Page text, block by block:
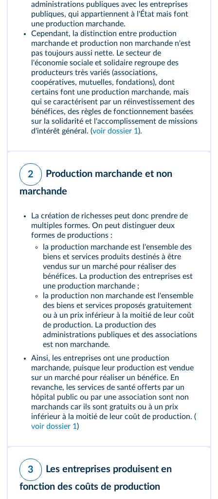
administrations publiques avec les entreprises
publiques, qui appartiennent à l'État mais font
une production marchande.
Cependant, la distinction entre production
marchande et production non marchande n'est
pas toujours aussi nette. Le secteur de
l'économie sociale et solidaire regroupe des
producteurs très variés (associations,
coopératives, mutuelles, fondations), dont
certains font une production marchande, mais
qui se caractérisent par un réinvestissement des
bénéfices, des règles de fonctionnement basées
sur la solidarité et l'accomplissement de missions
d'intérêt général. (voir dossier 1).
2
Production marchande et non
marchande
La création de richesses peut donc prendre de
multiples formes. On peut distinguer deux
formes de productions :
la production marchande est l'ensemble des
biens et services produits destinés à être
vendus sur un marché pour réaliser des
bénéfices. La production des entreprises est
une production marchande ;
la production non marchande est l'ensemble
des biens et services proposés gratuitement
ou à un prix inférieur à la moitié de leur coût
de production. La production des
administrations publiques et des associations
est non marchande.
Ainsi, les entreprises ont une production
marchande, puisque leur production est vendue
sur un marché pour réaliser un bénéfice. En
revanche, les services de santé offerts par un
hôpital public ou par une association sont non
marchands car ils sont gratuits ou à un prix
inférieur à la moitié de leur coût de production. (
voir dossier 1)
3
Les entreprises produisent en
fonction des coûts de production